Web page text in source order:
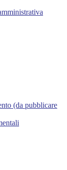
(da pubblicare